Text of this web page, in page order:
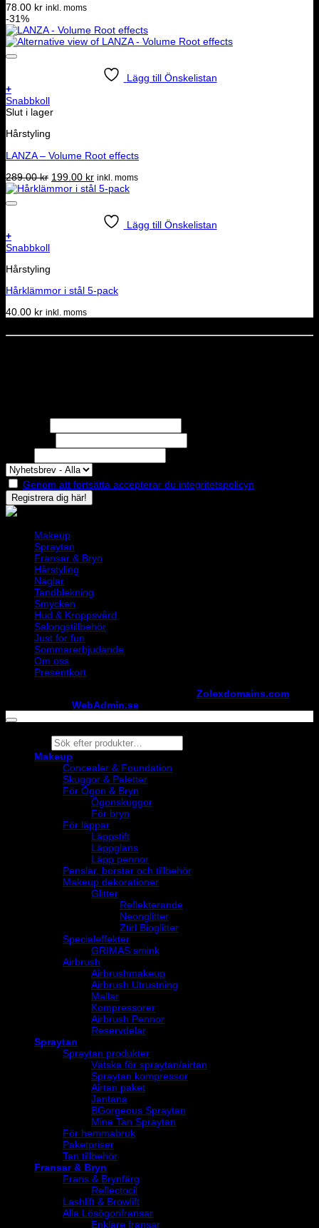
78.00 kr inkl. moms
-31%
Lägg till Önskelistan
+
Snabbkoll
Slut i lager
Hårstyling
LANZA – Volume Root effects
289.00kr Det
ursprungliga
199.00 krDet
nuvarande
199.00 kr.
inkl. moms
Lägg till Önskelistan
+
Snabbkoll
Hårstyling
Hårklämmor i stål 5-pack
40.00 kr inkl. moms
Genom att fortsätta accepterar du integritetspolicyn
Makeup
Spraytan
Fransar & Bryn
Hårstyling
Naglar
Tandblekning
Smycken
Hud & Kroppsvård
Salongstillbehör
Just for fun
Sommarerbjudande
Om oss
Presentkort
Zolexdomains.com
WebAdmin.se
Products
search
Makeup
Concealer & Foundation
Skuggor & Paletter
För Ögon & Bryn
Ögonskuggor
För bryn
För läppar
Läppstift
Läppglans
Läpp pennor
Penslar, borstar och tillbehör
Makeup dekorationer
Glitter
Reflekterande
Neonglitter
Ztirl Bioglitter
Specialeffekter
GRIMAS smink
Airbrush
Airbrushmakeup
Airbrush Utrustning
Mallar
Kompressorer
Airbrush Pennor
Reservdelar
Spraytan
Spraytan produkter
Vätska för spraytan/airtan
Spraytan kompressor
Airtan paket
Jantana
BGorgeous Spraytan
Mine Tan Spraytan
För hemmabruk
Paketpriser
Tan tillbehör
Fransar & Bryn
Frans & Brynfärg
Reflectocil
Lashlift & Browlift
Alla Lösögonfransar
Enklare fransar